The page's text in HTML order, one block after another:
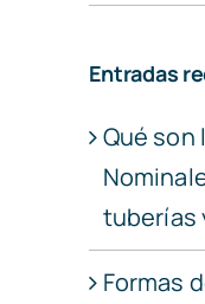
Entradas
Qué son
tuberías
Formas